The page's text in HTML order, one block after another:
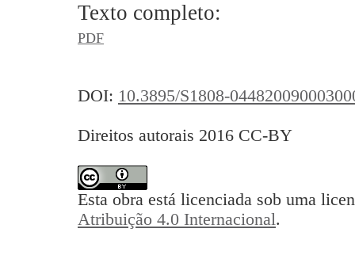
Texto completo:
PDF
DOI: 10.3895/S1808-
Direitos autorais 2016 CC-BY
Esta obra está licenciada sob uma
Atribuição 4.0 Internacional.